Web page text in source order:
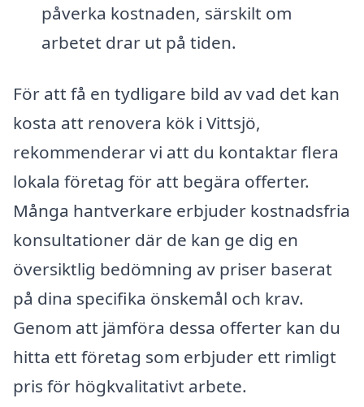
påverka kostnaden, särskilt om
arbetet drar ut på tiden.
För att få en tydligare bild av vad det kan
kosta att renovera kök i Vittsjö,
rekommenderar vi att du kontaktar flera
lokala företag för att begära offerter.
Många hantverkare erbjuder kostnadsfria
konsultationer där de kan ge dig en
översiktlig bedömning av priser baserat
på dina specifika önskemål och krav.
Genom att jämföra dessa offerter kan du
hitta ett företag som erbjuder ett rimligt
pris för högkvalitativt arbete.